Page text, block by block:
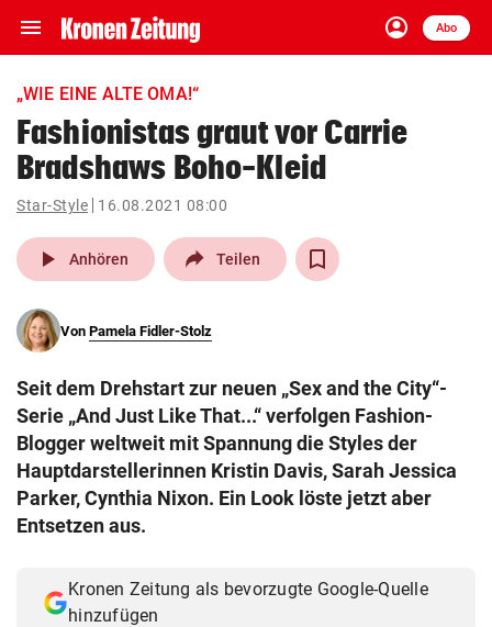
menu Navigation
ein-/ausklappen
account_circle
Anmelden
Abo
close Schließen
account_circle Anmelden
pin_drop
Wien arrow_right
search
eingeben
© Krone Multimedia GmbH & Co KG 2026
Muthgasse 2, 1190 Wien
„WIE EINE ALTE OMA!“
Fashionistas graut vor Carrie
Bradshaws Boho-Kleid
Star-Style 16.08.2021 08:00
play_arrow Anhören Teilen
Von Pamela Fidler-Stolz
Seit dem Drehstart zur neuen „Sex and the City“-
Serie „And Just Like That...“ verfolgen Fashion-
Blogger weltweit mit Spannung die Styles der
Hauptdarstellerinnen Kristin Davis, Sarah Jessica
Parker, Cynthia Nixon. Ein Look löste jetzt aber
Entsetzen aus.
Kronen Zeitung als bevorzugte Google-Quelle
hinzufügen